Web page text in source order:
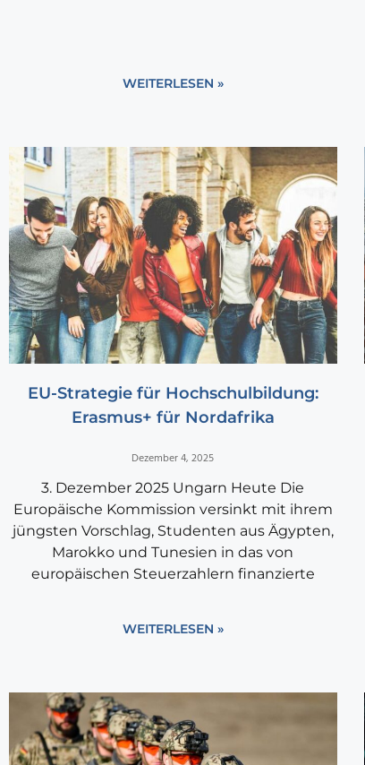
WEITERLESEN »
EU-Strategie für Hochschulbildung:
Erasmus+ für Nordafrika
Dezember 4, 2025
3. Dezember 2025 Ungarn Heute Die
Europäische Kommission versinkt mit ihrem
jüngsten Vorschlag, Studenten aus Ägypten,
Marokko und Tunesien in das von
europäischen Steuerzahlern finanzierte
WEITERLESEN »